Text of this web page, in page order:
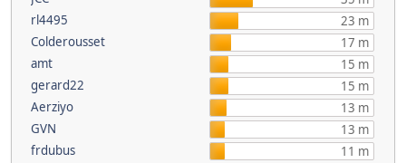
rl4495
23 m
Colderousset
17 m
amt
15 m
gerard22
15 m
Aerziyo
13 m
GVN
13 m
frdubus
11 m